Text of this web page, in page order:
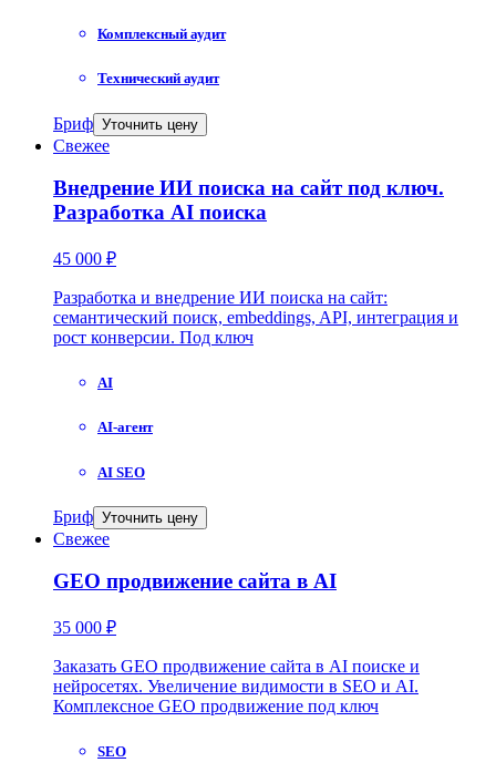
Комплексный аудит
Технический аудит
Бриф Уточнить цену
Свежее
Внедрение ИИ поиска на сайт под ключ.
Разработка AI поиска
45 000 ₽
Разработка и внедрение ИИ поиска на сайт:
семантический поиск, embeddings, API, интеграция и
рост конверсии. Под ключ
AI
AI-агент
AI SEO
Бриф Уточнить цену
Свежее
GEO продвижение сайта в AI
35 000 ₽
Заказать GEO продвижение сайта в AI поиске и
нейросетях. Увеличение видимости в SEO и AI.
Комплексное GEO продвижение под ключ
SEO